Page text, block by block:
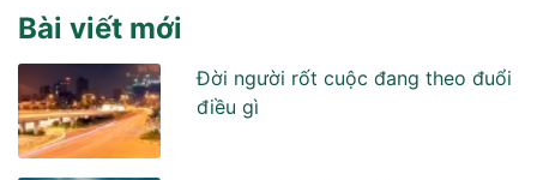
Bài viết mới
Đời người rốt cuộc đang theo đuổi
điều gì